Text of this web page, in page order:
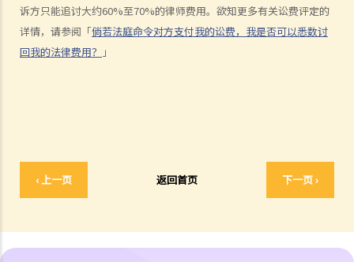
诉方只能追讨大约60%至70%的律师费用。欲知更多有关讼费评定的
详情，请参阅「倘若法庭命令对方支付我的讼费，我是否可以悉数讨
回我的法律费用？ 」
‹ 上一页 返回首页 下一页 ›
8. 如果我要展开民事诉讼，将要面对甚么风险？我能否承受这些风险？
9. 如果我不介意花费时间和金钱，即使我的案件的法律理据很弱，我是
否可以只是为了给被告人带来麻烦而展开民事诉讼？
都可供公众查阅？
如何展开民事诉讼
2. 小额钱债审裁处会处理甚么民事案件？
3. 区域法院会处理甚么民事案件？